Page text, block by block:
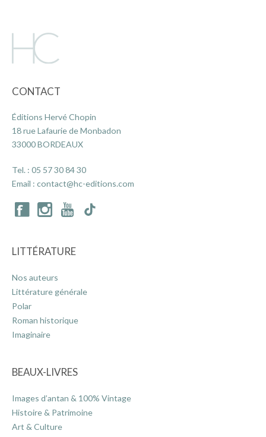
CONTACT
Éditions Hervé Chopin
18 rue Lafaurie de Monbadon
33000 BORDEAUX
Tel. : 05 57 30 84 30
Email : contact@hc-editions.com
LITTÉRATURE
Nos auteurs
Littérature générale
Polar
Roman historique
Imaginaire
BEAUX-LIVRES
Images d’antan & 100% Vintage
Histoire & Patrimoine
Art & Culture